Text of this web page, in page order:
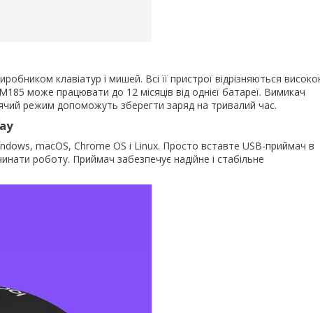
клавіатур і мишей. Всі її пристрої відрізняються
може працювати до 12 місяців від однієї батареї. Вимикач
режим допоможуть зберегти заряд на тривалий час.
macOS, Chrome OS і Linux. Просто вставте USB-приймач в
роботу. Приймач забезпечує надійне і стабільне